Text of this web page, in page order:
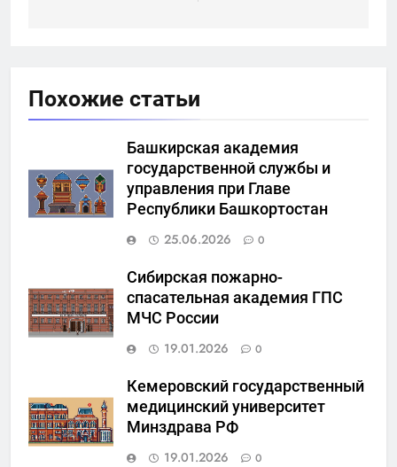
Похожие статьи
Башкирская академия
государственной службы и
управления при Главе
Республики Башкортостан
25.06.2026
0
Сибирская пожарно-
спасательная академия ГПС
МЧС России
19.01.2026
0
Кемеровский государственный
медицинский университет
Минздрава РФ
19.01.2026
0